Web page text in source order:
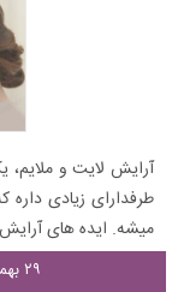
آرایش لایت و
طرفدارای زیادی
میشه. ایده های
۲۹ بهمن ۱۳۹۷ - ۱۰:۴۶